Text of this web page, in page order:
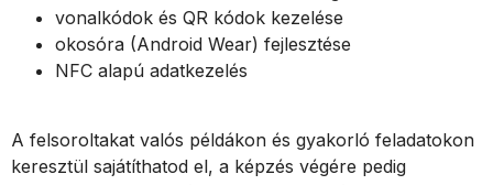
vonalkódok és QR kódok kezelése
okosóra (Android Wear) fejlesztése
NFC alapú adatkezelés
A felsoroltakat valós példákon és gyakorló feladatokon
keresztül sajátíthatod el, a képzés végére pedig